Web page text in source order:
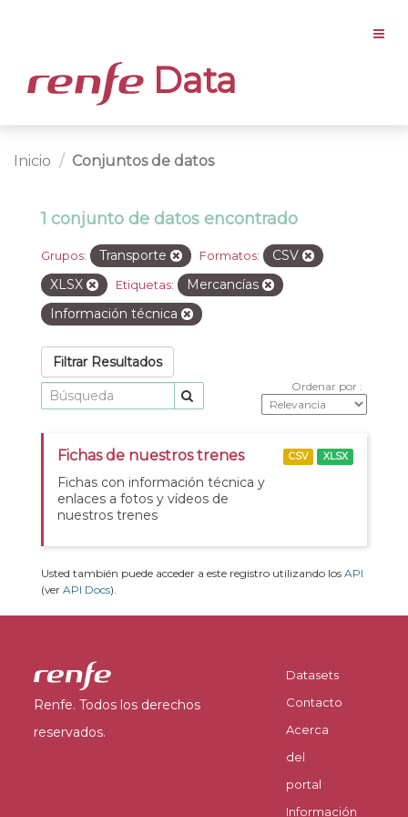
Data
Inicio Conjuntos de datos
1 conjunto de datos encontrado
Grupos: Transporte Formatos:
CSV
XLSX
Etiquetas:
Mercancías
Información técnica
Filtrar Resultados
Ordenar por
Fichas de nuestros trenes
Fichas con información técnica y
enlaces a fotos y vídeos de
nuestros trenes
CSV XLSX
Usted también puede acceder a este registro utilizando los API
(ver API Docs).
Renfe. Todos los derechos
reservados.
Datasets
Contacto
Acerca
del
portal
Información